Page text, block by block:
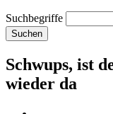
Suchbegriffe
Suchen
Schwups, ist
wieder da